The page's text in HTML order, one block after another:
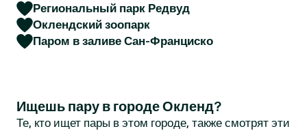
Региональный парк Редвуд
Оклендский зоопарк
Паром в заливе Сан-Франциско
Ищешь пару в городе Окленд?
Те, кто ищет пары в этом городе, также смотрят эти